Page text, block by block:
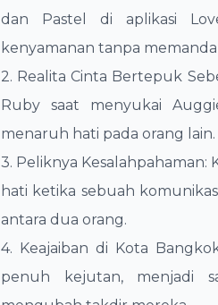
dan Pastel di aplikasi
kenyamanan tanpa
​2. Realita Cinta Bertepuk
Ruby saat menyukai
menaruh hati pada orang lain.
​3. Peliknya
hati ketika sebuah
antara dua orang.
​4. Keajaiban di Kota
penuh kejutan, menjadi